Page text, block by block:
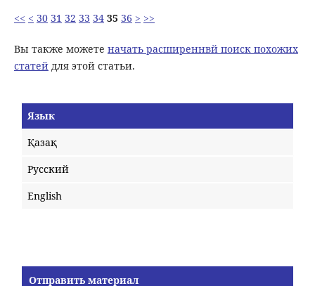
<< < 30 31 32 33 34 35 36 > >>
Вы также можете начать расширеннвй поиск похожих
статейдля этой статьи.
Язык
Қазақ
Русский
English
Отправить материал